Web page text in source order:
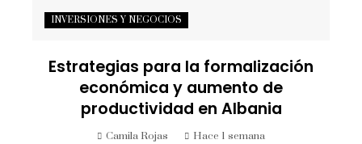
INVERSIONES Y NEGOCIOS
Estrategias para la formalización
económica y aumento de
productividad en Albania
Camila Rojas Hace 1 semana